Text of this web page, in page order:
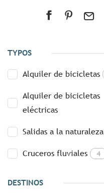
TYPOS
Alquiler de bicicletas
Alquiler de bicicletas
eléctricas
Salidas a la naturaleza
Cruceros fluviales 4
DESTINOS